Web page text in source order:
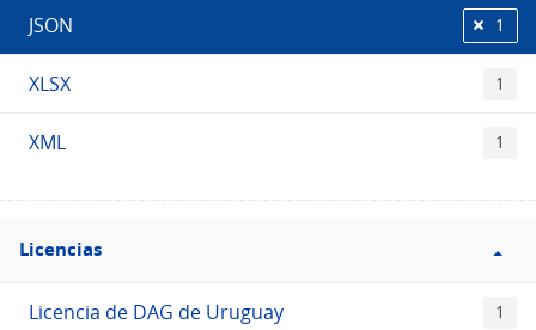
JSON 1
XLSX 1
XML 1
Filtro
Licencias
Licencias
Licencia de DAG de Uruguay 1